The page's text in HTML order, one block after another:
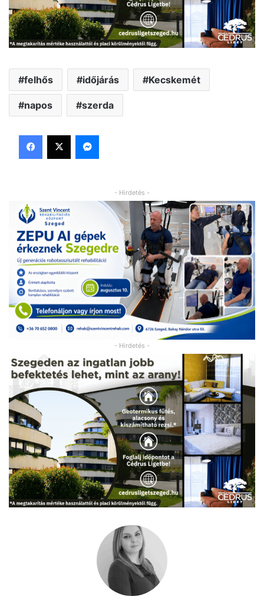
felhős időjárás Kecskemét
napos szerda
Facebook
X Messenger
- Hirdetés -
- Hirdetés -